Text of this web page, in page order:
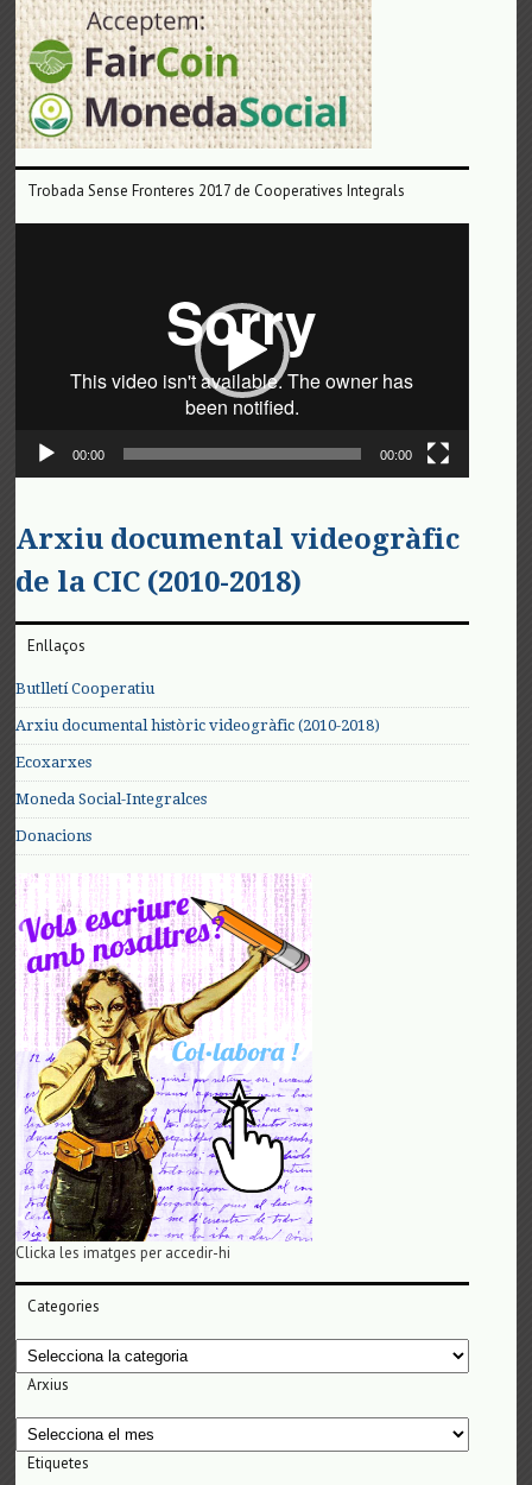
Trobada Sense Fronteres 2017 de Cooperatives Integrals
00:00 00:00
Arxiu documental videogràfic
de la CIC (2010-2018)
Enllaços
Butlletí Cooperatiu
Arxiu documental històric videogràfic (2010-2018)
Ecoxarxes
Moneda Social-Integralces
Donacions
Clicka les imatges per accedir-hi
Categories
Categories
Arxius
Arxius
Etiquetes